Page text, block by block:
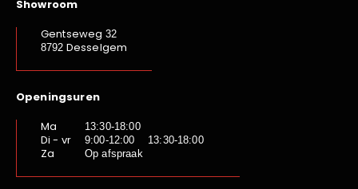
Showroom
Gentseweg 32
8792 Desselgem
Openingsuren
Ma
13:30-18:00
Di - vr 9:00-12:00 13:30-18:00
Za Op afspraak